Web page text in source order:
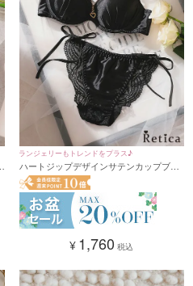
ランジェリーもトレンドをプラス♪
ハートジップデザインサテンカップブラ
ジャー&ショーツセット★(ブラック)
(B~F,65~80)
¥ 1,760 税込